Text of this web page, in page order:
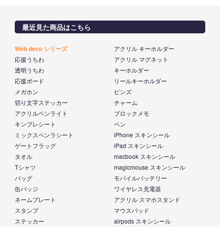
最近見た商品はこちら
Web deco シリーズ
応援うちわ
透明うちわ
応援ボード
メガホン
切り文字ステッカー
アクリルペンライト
キンブレシート
ミックスペンラシート
ゲートフラッグ
タオル
Tシャツ
バッグ
缶バッジ
ネームプレート
スタンプ
ステッカー
アクリル キーホルダー
アクリル マグネット
キーホルダー
リールキーホルダー
ピンズ
チャーム
ブロックメモ
ペン
iPhone スキンシール
iPad スキンシール
macbook スキンシール
magicmouse スキンシール
モバイルバッテリー
ワイヤレス充電器
アクリル スマホスタンド
マウスパッド
airpods スキンシール